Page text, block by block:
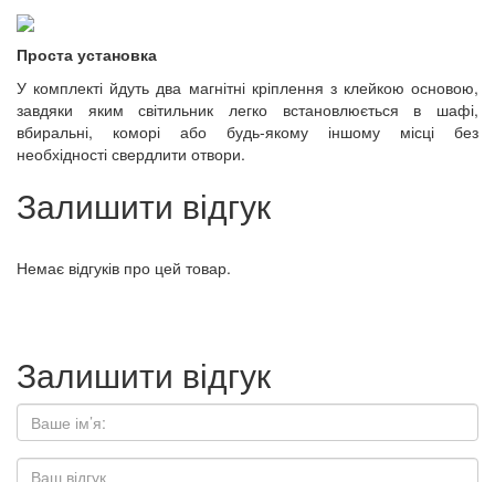
Проста установка
У комплекті йдуть два магнітні кріплення з клейкою основою,
завдяки яким світильник легко встановлюється в шафі,
вбиральні, коморі або будь-якому іншому місці без
необхідності свердлити отвори.
Залишити відгук
Немає відгуків про цей товар.
Залишити відгук